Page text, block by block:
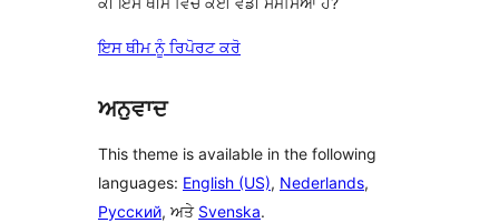
ਇਸ ਥੀਮ ਨੂੰ ਰਿਪੋਰਟ ਕਰੋ
ਅਨੁਵਾਦ
This theme is available in the following
languages: English (US), Nederlands,
Русский, ਅਤੇ Svenska.